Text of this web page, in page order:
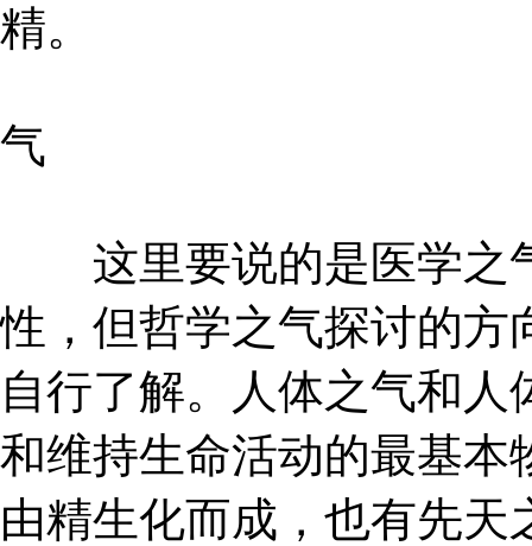
精。
气
这里要说的是医学之
性，但哲学之气探讨的方
自行了解。人体之气和
和维持生命活动的最基本
由精生化而成，也有先天